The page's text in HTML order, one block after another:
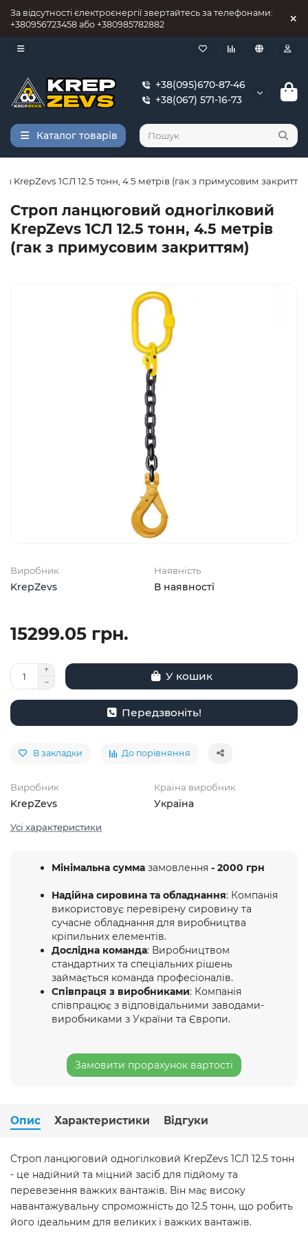
За відсутності єлектроєнергії звертайтесь за телефонами:
+380956723458 або +380985782882
+38(095)670-87-46
+38(067) 571-16-73
Каталог товарів
KrepZevs 1СЛ 12.5 тонн, 4.5 метрів (гак з примусовим
Строп ланцюговий одногілковий
KrepZevs 1СЛ 12.5 тонн, 4.5 метрів
(гак з примусовим закриттям)
Виробник
KrepZevs
Наявність
В наявності
15299.05 грн.
У кошик
Передзвоніть!
В закладки До порівняння
Виробник
KrepZevs
Країна виробник
Україна
Усі характеристики
Мінімальна сумма замовлення - 2000 грн
Надійна сировина та обладнання: Компанія
використовує перевірену сировину та
сучасне обладнання для виробництва
кріпильних елементів.
Дослідна команда: Виробництвом
стандартних та спеціальних рішень
займається команда професіоналів.
Співпраця з виробниками: Компанія
співпрацює з відповідальними заводами-
виробниками з України та Європи.
Замовити прорахунок вартості
Опис Характеристики Відгуки
Строп ланцюговий одногілковий KrepZevs 1СЛ 12.5 тонн
- це надійний та міцний засіб для підйому та
перевезення важких вантажів. Він має високу
навантажувальну спроможність до 12.5 тонн, що робить
його ідеальним для великих і важких вантажів.